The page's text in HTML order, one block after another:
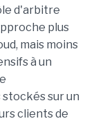
d'arbitre
plus
mais moins
à un
sur un
clients de